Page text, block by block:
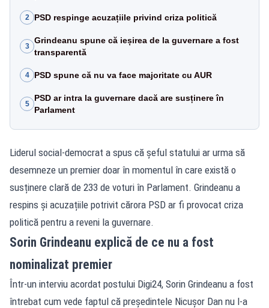
2 PSD respinge acuzațiile privind criza politică
3
Grindeanu spune că ieșirea de la guvernare a fost
transparentă
4 PSD spune că nu va face majoritate cu AUR
5
PSD ar intra la guvernare dacă are susținere în
Parlament
Liderul social-democrat a spus că șeful statului ar urma să
desemneze un premier doar în momentul în care există o
susținere clară de 233 de voturi în Parlament. Grindeanu a
respins și acuzațiile potrivit cărora PSD ar fi provocat criza
politică pentru a reveni la guvernare.
Sorin Grindeanu explică de ce nu a fost
nominalizat premier
Într-un interviu acordat postului Digi24, Sorin Grindeanu a fost
întrebat cum vede faptul că președintele Nicușor Dan nu l-a